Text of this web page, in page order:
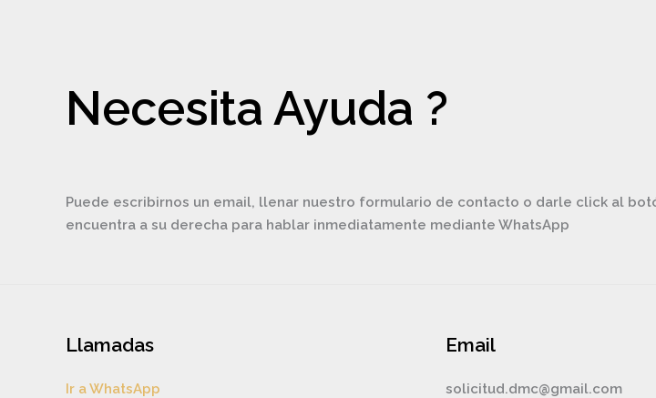
Necesita Ayuda ?
Puede escribirnos un email, llenar nuestro formulario de contacto o darle click al
encuentra a su derecha para hablar inmediatamente mediante WhatsApp
Llamadas
Ir a WhatsApp
Email
solicitud.dmc@gmail.com